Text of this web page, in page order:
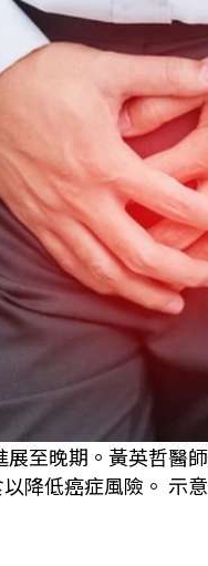
至晚期。黃英哲醫
以降低癌症風險。